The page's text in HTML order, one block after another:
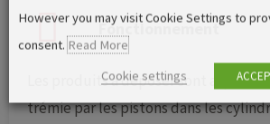
Fonctionnement
Les produits à déposer sont aspirés
trémie par les pistons dans les
However you may visit Cookie Settings to
consent. Read More
Cookie settings